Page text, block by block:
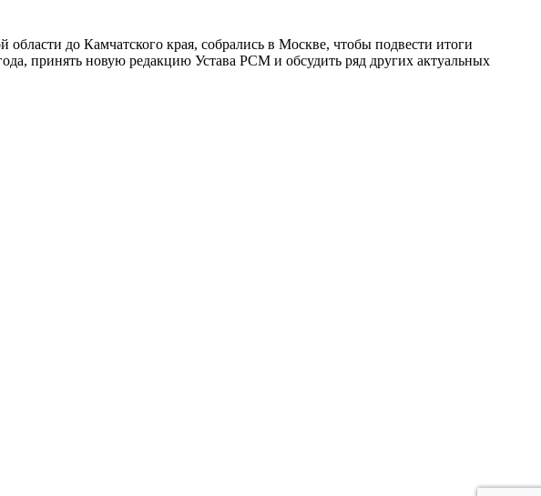
до Камчатского края, собрались в Москве, чтобы подвести итоги
принять новую редакцию Устава РСМ и обсудить ряд других актуальных